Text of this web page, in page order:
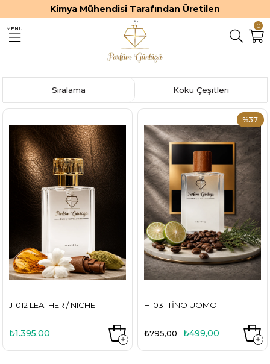
Kimya Mühendisi Tarafından Üretilen
0
MENU
Koku Çeşitleri
Sıralama
J-012 LEATHER / NICHE
₺1.395,00
H-031 TINO UOMO
₺499,00
₺795,00
%37